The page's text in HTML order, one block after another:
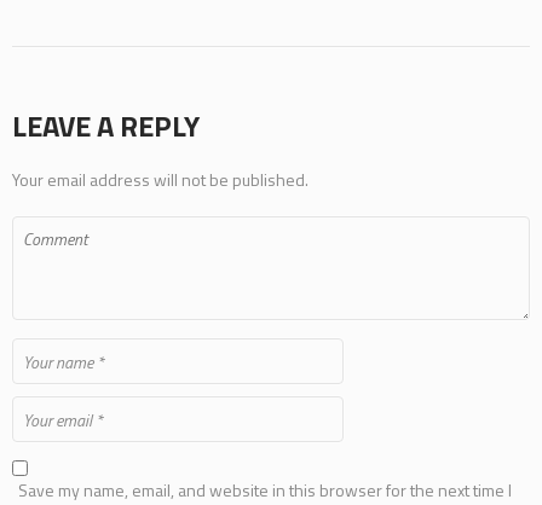
LEAVE A REPLY
Your email address will not be published.
Save my name, email, and website in this browser for the next time I